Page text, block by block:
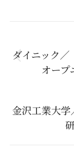
ダイニック
オー
金沢工業大